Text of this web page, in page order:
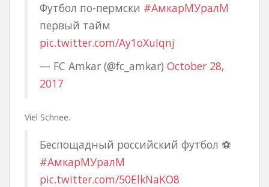
Футбол по-пермски #АмкарМУралМ
первый тайм
pic.twitter.com/Ay1oXuIqnj
— FC Amkar (@fc_amkar) October 28,
2017
Viel Schnee.
Беспощадный российский футбол ⚽
#АмкарМУралМ
pic.twitter.com/50ElkNaKO8